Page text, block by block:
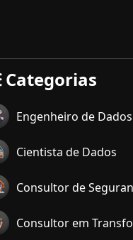
Categorias
Engenheiro de Dados
Cientista de Dados
Consultor de
Consultor em